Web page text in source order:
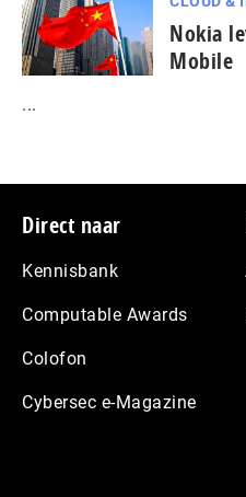
Nokia
Mobile
...
Footer
Direct naar
Kennisbank
Computable Awards
Colofon
Cybersec e-Magazine